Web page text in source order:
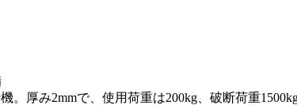
。厚み2mmで、使用荷重は200kg、破断荷重